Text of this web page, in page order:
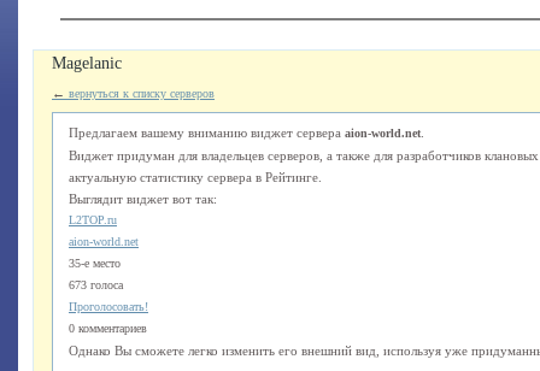
Magelanic
← вернуться к списку серверов
Предлагаем вашему вниманию виджет сервера aion-world.net
Виджет придуман для владельцев серверов, а также для разработчиков
актуальную статистику сервера в Рейтинге.
Выглядит виджет вот так:
L2TOP.ru
aion-world.net
35-е место
673 голоса
Проголосовать!
0 комментариев
Однако Вы сможете легко изменить его внешний вид, используя уже